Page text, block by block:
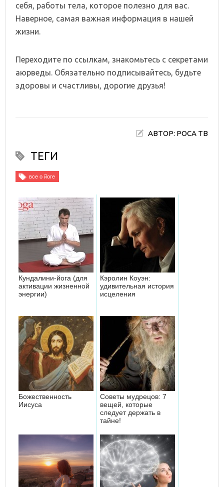
себя, работы тела, которое полезно для вас.
Наверное, самая важная информация в нашей
жизни.
Переходите по ссылкам, знакомьтесь с секретами
аюрведы. Обязательно подписывайтесь, будьте
здоровы и счастливы, дорогие друзья!
АВТОР: РОСА ТВ
ТЕГИ
все о йоге
Кундалини-йога (для
активации жизненной
энергии)
Кэролин Коуэн:
удивительная история
исцеления
Божественность
Иисуса
Советы мудрецов: 7
вещей, которые
следует держать в
тайне!